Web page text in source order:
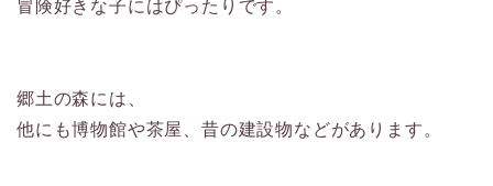
冒険好きな子にはぴったりです。
郷土の森には、
他にも博物館や茶屋、昔の建設物などがあります。